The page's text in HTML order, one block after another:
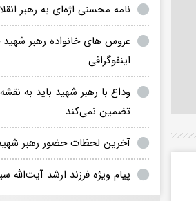
نامه محسنی اژه‌ای به رهبر
اینفوگرافی
وداع با رهبر شهید باید به
تضمین نمی‌کند
آخرین لحظات حضور رهبر
پیام ویژه فرزند ارشد آیت‌الله